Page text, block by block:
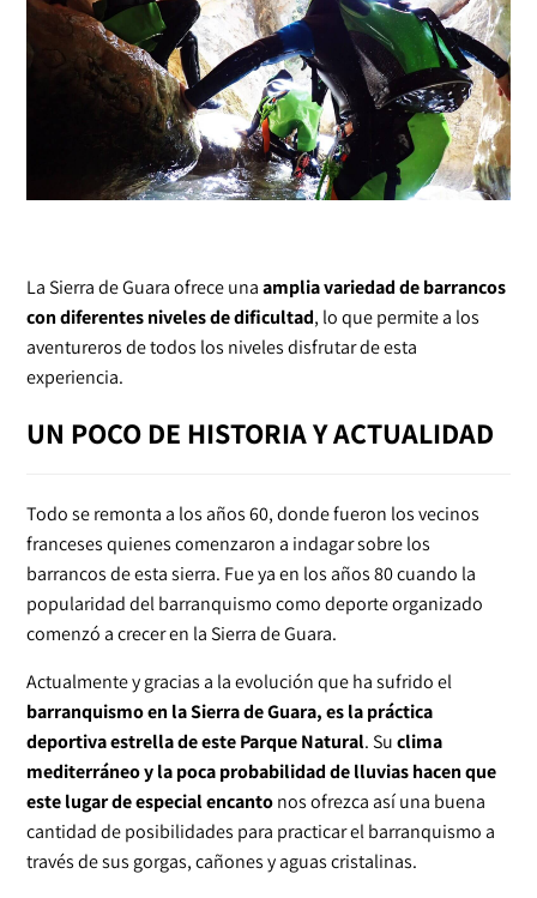
La Sierra de Guara ofrece unaamplia variedad de barrancos
con diferentes niveles de dificultad, lo que permite a los
aventureros de todos los niveles disfrutar de esta
experiencia.
UN POCO DE HISTORIA Y ACTUALIDAD
Todo se remonta a los años 60, donde fueron los vecinos
franceses quienes comenzaron a indagar sobre los
barrancos de esta sierra. Fue ya en los años 80 cuando la
popularidad del barranquismo como deporte organizado
comenzó a crecer en la Sierra de Guara.
Actualmente y gracias a la evolución que ha sufrido el
barranquismo en la Sierra de Guara, es la práctica
deportiva estrella de este Parque Natural. Suclima
mediterráneo y la poca probabilidad de lluvias hacen que
este lugar de especial encantonos ofrezca así una buena
cantidad de posibilidades para practicar el barranquismo a
través de sus gorgas, cañones y aguas cristalinas.